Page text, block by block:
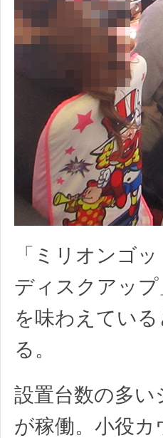
「ミリオンゴ
ディスクアッ
を味わえてい
る。
設置台数の多
が稼働。小役